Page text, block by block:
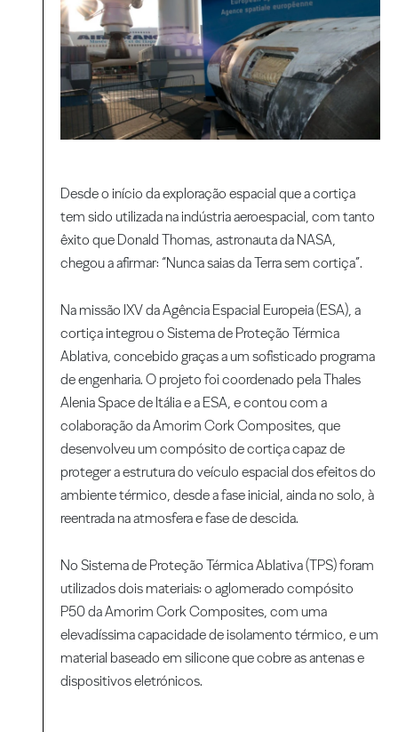
Desde o início da exploração espacial que a cortiça
tem sido utilizada na indústria aeroespacial, com tanto
êxito que Donald Thomas, astronauta da NASA,
chegou a afirmar: “Nunca saias da Terra sem cortiça”.
Na missão IXV da Agência Espacial Europeia (ESA), a
cortiça integrou o Sistema de Proteção Térmica
Ablativa, concebido graças a um sofisticado programa
de engenharia. O projeto foi coordenado pela Thales
Alenia Space de Itália e a ESA, e contou com a
colaboração da Amorim Cork Composites, que
desenvolveu um compósito de cortiça capaz de
proteger a estrutura do veículo espacial dos efeitos do
ambiente térmico, desde a fase inicial, ainda no solo, à
reentrada na atmosfera e fase de descida.
No Sistema de Proteção Térmica Ablativa (TPS) foram
utilizados dois materiais: o aglomerado compósito
P50 da Amorim Cork Composites, com uma
elevadíssima capacidade de isolamento térmico, e um
material baseado em silicone que cobre as antenas e
dispositivos eletrónicos.